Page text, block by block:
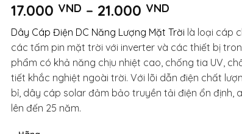
17.000 VND – 21.000 VND
giá:
từ
17.000
đến
21.000
Dây Cáp Điện DC Năng Lượng Mặt Trời là loại cáp
các tấm pin mặt trời với inverter và các thiết bị
phẩm có khả năng chịu nhiệt cao, chống tia UV,
tiết khắc nghiệt ngoài trời. Với lõi dẫn điện chất
bỉ, dây cáp solar đảm bảo truyền tải điện ổn định,
lên đến 25 năm.